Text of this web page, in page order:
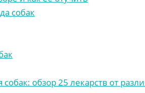
обзор 25 лекарств от